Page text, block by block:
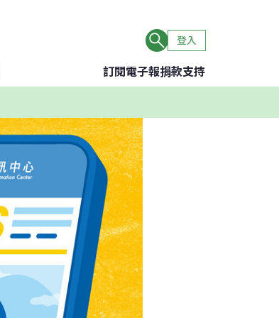
登入
訂閱電子報捐款支持